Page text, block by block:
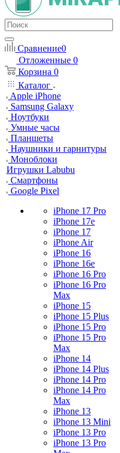
Сравнение0
Отложенные 0
Корзина 0
Каталог
Apple iPhone
Samsung Galaxy
Ноутбуки
Умные часы
Планшеты
Наушники и гарнитуры
Моноблоки
Игрушки Labubu
Смартфоны
Google Pixel
iPhone 17 Pro
iPhone 17e
iPhone 17
iPhone Air
iPhone 16
iPhone 16e
iPhone 16 Pro
iPhone 16 Pro
Max
iPhone 15
iPhone 15 Plus
iPhone 15 Pro
iPhone 15 Pro
Max
iPhone 14
iPhone 14 Plus
iPhone 14 Pro
iPhone 14 Pro
Max
iPhone 13
iPhone 13 Mini
iPhone 13 Pro
iPhone 13 Pro